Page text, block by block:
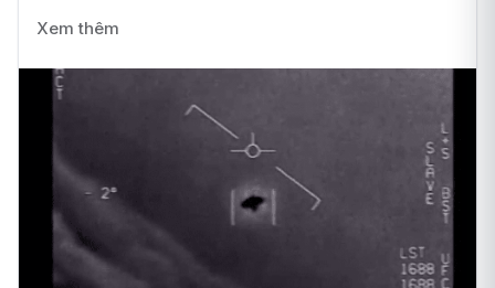
Xem thêm